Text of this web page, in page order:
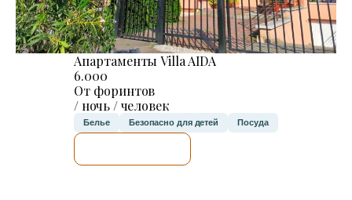
Апартаменты Villa AIDA
6.000
От форинтов
/ ночь / человек
Белье Безопасно для детей Посуда